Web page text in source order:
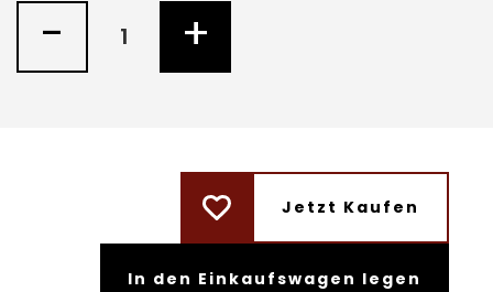
- +
Jetzt Kaufen
In den Einkaufswagen legen